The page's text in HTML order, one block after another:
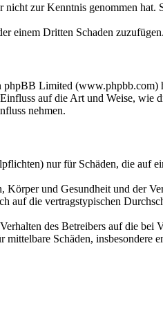
zur Kenntnis genommen hat.
einem Dritten Schaden zuzufügen.
phpBB Limited (www.phpbb.com)
auf die Art und Weise, wie
nehmen.
nur für Schäden, die auf
Körper und Gesundheit und der
auf die vertragstypischen
des Betreibers auf die bei
Schäden, insbesondere